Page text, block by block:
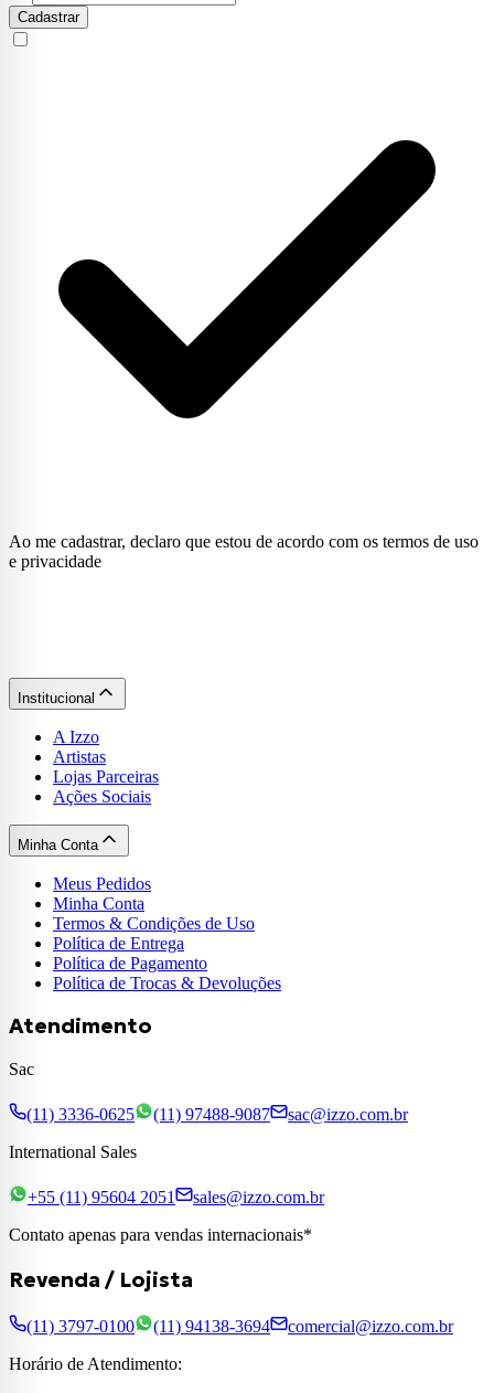
Cadastrar
Ao me cadastrar, declaro que estou de acordo com os termos de uso
e privacidade
Institucional
A Izzo
Artistas
Lojas Parceiras
Ações Sociais
Minha Conta
Meus Pedidos
Minha Conta
Termos & Condições de Uso
Política de Entrega
Política de Pagamento
Política de Trocas & Devoluções
Atendimento
Sac
(11) 3336-0625 (11) 97488-9087
sac@izzo.com.br
International Sales
+55 (11) 95604 2051
sales@izzo.com.br
Contato apenas para vendas internacionais*
Revenda / Lojista
(11) 3797-0100 (11) 94138-3694
comercial@izzo.com.br
Horário de Atendimento: